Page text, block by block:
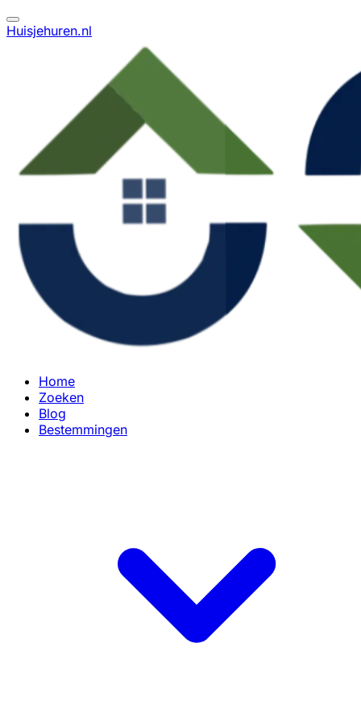
Huisjehuren.nl
Home
Zoeken
Blog
Bestemmingen